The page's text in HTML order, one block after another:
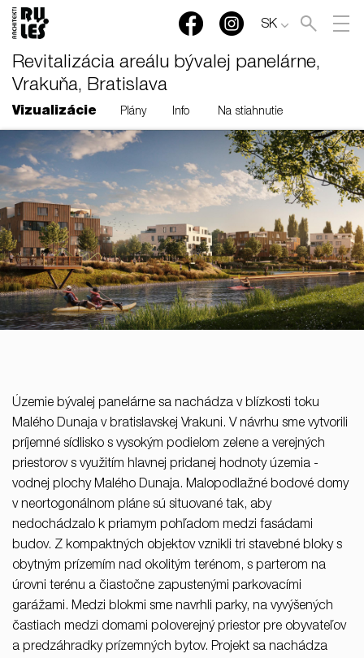
SK
Revitalizácia areálu bývalej panelárne,
Vrakuňa, Bratislava
Vizualizácie Plány Info Na stiahnutie
Územie bývalej panelárne sa nachádza v blízkosti toku
Malého Dunaja v bratislavskej Vrakuni. V návrhu sme vytvorili
príjemné sídlisko s vysokým podielom zelene a verejných
priestorov s využitím hlavnej pridanej hodnoty územia -
vodnej plochy Malého Dunaja. Malopodlažné bodové domy
v neortogonálnom pláne sú situované tak, aby
nedochádzalo k priamym pohľadom medzi fasádami
budov. Z kompaktných objektov vznikli tri stavebné bloky s
obytným prízemím nad okolitým terénom, s parterom na
úrovni terénu a čiastočne zapustenými parkovacími
garážami. Medzi blokmi sme navrhli parky, na vyvýšených
častiach medzi domami poloverejný priestor pre obyvateľov
a predzáhradky prízemných bytov. Projekt sa nachádza
Slovensko
© RULES, s.r.o.